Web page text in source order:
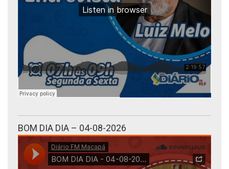
BOM DIA DIA – 04-08-2026